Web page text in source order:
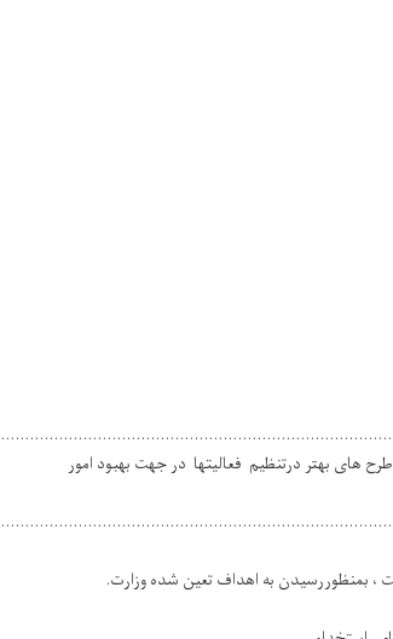
های بهتر درتنظیم فعالیتها در جهت بهبود امور